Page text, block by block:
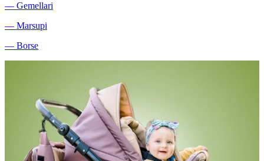
― Gemellari
― Marsupi
― Borse